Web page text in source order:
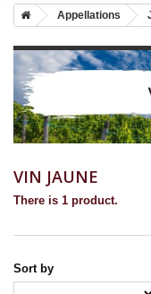
Appellations
VIN JAUNE
There is 1 product.
Sort by